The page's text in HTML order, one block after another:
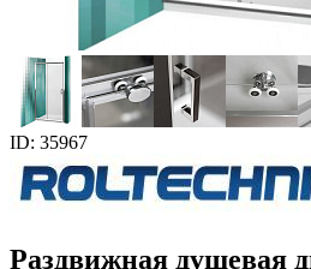
ID: 35967
Раздвижная душевая